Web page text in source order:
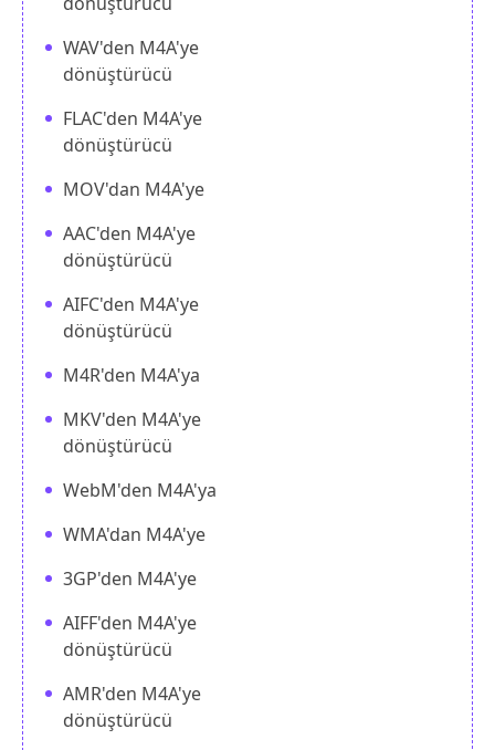
WAV'den M4A'ye
dönüştürücü
FLAC'den M4A'ye
dönüştürücü
MOV'dan M4A'ye
AAC'den M4A'ye
dönüştürücü
AIFC'den M4A'ye
dönüştürücü
M4R'den M4A'ya
MKV'den M4A'ye
dönüştürücü
WebM'den M4A'ya
WMA'dan M4A'ye
3GP'den M4A'ye
AIFF'den M4A'ye
dönüştürücü
AMR'den M4A'ye
dönüştürücü